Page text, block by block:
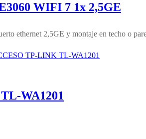
WIFI 7 1x 2,5GE
ethernet 2,5GE y montaje en techo o
WA1201